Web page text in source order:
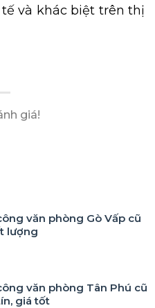
và khác biệt trên thị
giá!
văn phòng Gò Vấp cũ
lượng
văn phòng Tân Phú cũ
giá tốt